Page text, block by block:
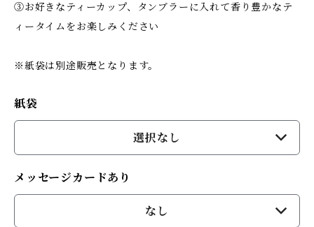
③お好きなティーカップ、タンブラーに入れて香り豊かなテ
ィータイムをお楽しみください
※紙袋は別途販売となります。
紙袋
選択なし
メッセージカードあり
なし